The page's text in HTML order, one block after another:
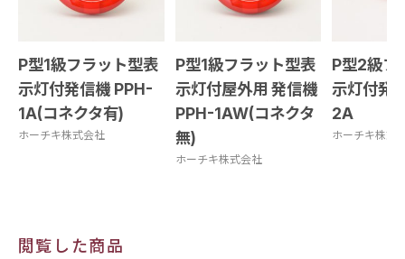
P型1級フラット型表
示灯付発信機 PPH-
1A(コネクタ有)
ホーチキ株式会社
P型1級フラット型表
示灯付屋外用 発信機
PPH-1AW(コネクタ
無)
ホーチキ株式会社
P型2級フ
示灯付発
2A
ホーチキ株式
閲覧した商品